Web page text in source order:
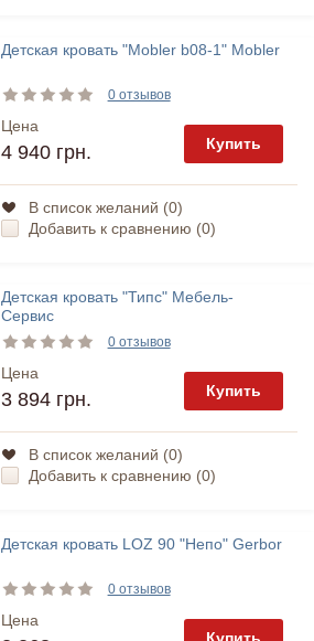
Детская кровать "Mobler b08-1" Mobler
0 отзывов
Цена
4 940 грн. Купить
В список желаний (0)
Добавить к сравнению (0)
Детская кровать "Типс" Мебель-
Сервис
0 отзывов
Цена
3 894 грн. Купить
В список желаний (0)
Добавить к сравнению (0)
Детская кровать LOZ 90 "Непо" Gerbor
0 отзывов
Цена